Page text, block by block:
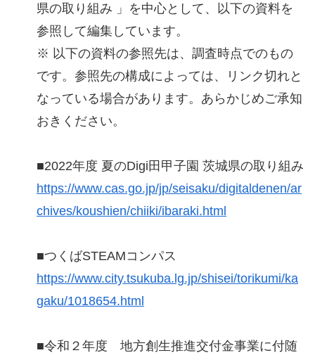
県の取り組み 」を中心として、以下の資料を
参照して編集しています。
※ 以下の資料の参照先は、調査時点でのもの
です。参照先の構成によっては、リンク切れと
なっている場合があります。あらかじめご承知
おきください。
■2022年度 夏のDigi田甲子園 茨城県の取り組み
https://www.cas.go.jp/jp/seisaku/digitaldenen/ar
chives/koushien/chiiki/ibaraki.html
■つくばSTEAMコンパス
https://www.city.tsukuba.lg.jp/shisei/torikumi/ka
gaku/1018654.html
■令和２年度 地方創生推進交付金事業に付随